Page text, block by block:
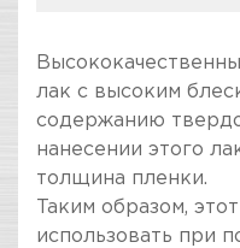
КОМПАНИЯ
ОФИЦИАЛЬНЫМ
лак с высоким
содержанию
нанесении этого
толщина пленки.
Таким образом,
использовать при